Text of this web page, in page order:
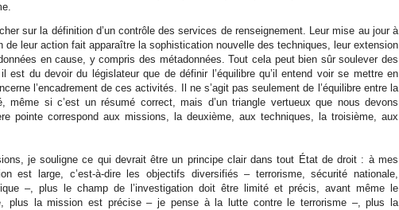
sur la définition d’un contrôle des services de renseignement. Leur mise au jour à
de leur action fait apparaître la sophistication nouvelle des techniques, leur extension
en cause, y compris des métadonnées. Tout cela peut bien sûr soulever des
est du devoir du législateur que de définir l’équilibre qu’il entend voir se mettre en
l’encadrement de ces activités. Il ne s’agit pas seulement de l’équilibre entre la
même si c’est un résumé correct, mais d’un triangle vertueux que nous devons
pointe correspond aux missions, la deuxième, aux techniques, la troisième, aux
je souligne ce qui devrait être un principe clair dans tout État de droit : à mes
est large, c’est-à-dire les objectifs diversifiés – terrorisme, sécurité nationale,
–, plus le champ de l’investigation doit être limité et précis, avant même le
plus la mission est précise – je pense à la lutte contre le terrorisme –, plus la